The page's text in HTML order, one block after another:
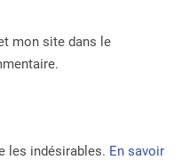
mon site dans le
les indésirables. En savoir